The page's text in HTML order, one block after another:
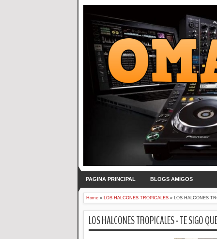
PAGINA PRINCIPAL BLOGS AMIGOS
Home » LOS HALCONES TROPICALES » LOS HALCONES
LOS HALCONES TROPICALES - TE SIGO